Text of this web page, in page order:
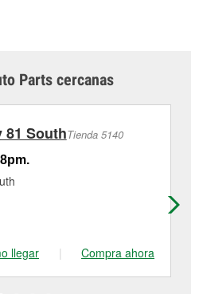
Parts cercanas
81 SouthTienda 5140
llegar | Compra ahora